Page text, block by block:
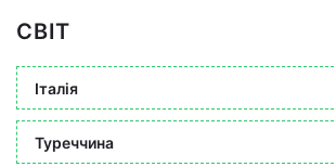
СВІТ
Італія
Туреччина